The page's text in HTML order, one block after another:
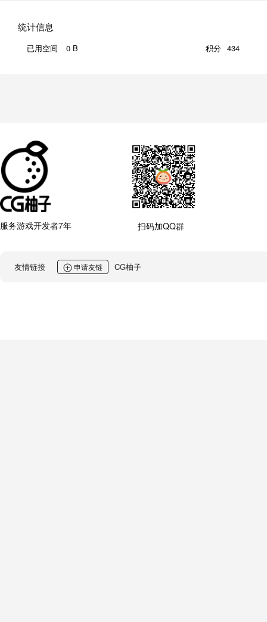
统计信息
已用空间 0 B 积分 434
服务游戏开发者7年 扫码加QQ群
友情链接 申请友链 CG柚子